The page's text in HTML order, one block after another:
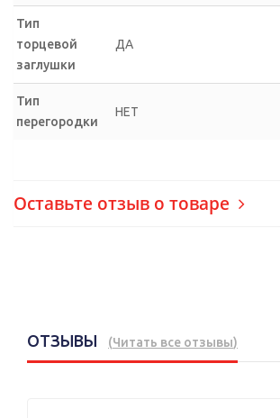
Тип
торцевой
заглушки
ДА
Тип
перегородки
НЕТ
Оставьте отзыв о товаре
ОТЗЫВЫ (Читать все отзывы)